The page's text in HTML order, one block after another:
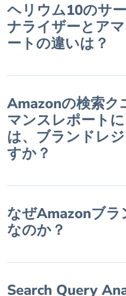
ヘリウム10のサ
ナライザーとア
ートの違いは？
Amazonの検索ク
マンスレポート
は、ブランドレ
すか？
なぜAmazonブラ
なのか？
Search Query